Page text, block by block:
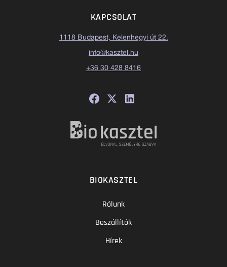
KAPCSOLAT
1118 Budapest, Kelenhegyi út 22.
info@kasztel.hu
+36 30 428 8416
BIOKASZTEL
Rólunk
Beszállítók
Hírek